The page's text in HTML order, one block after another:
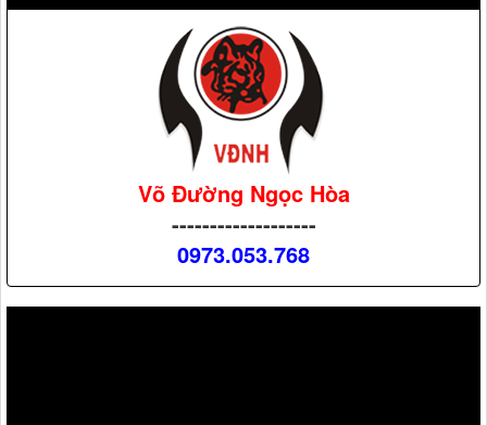
Võ Đường Ngọc Hòa
-------------------
0973.053.768